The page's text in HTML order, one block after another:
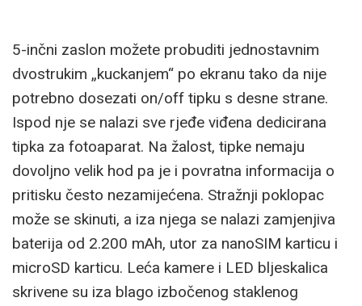
5-inčni zaslon možete probuditi jednostavnim
dvostrukim „kuckanjem“ po ekranu tako da nije
potrebno dosezati on/off tipku s desne strane.
Ispod nje se nalazi sve rjeđe viđena dedicirana
tipka za fotoaparat. Na žalost, tipke nemaju
dovoljno velik hod pa je i povratna informacija o
pritisku često nezamijećena. Stražnji poklopac
može se skinuti, a iza njega se nalazi zamjenjiva
baterija od 2.200 mAh, utor za nanoSIM karticu i
microSD karticu. Leća kamere i LED bljeskalica
skrivene su iza blago izbočenog staklenog